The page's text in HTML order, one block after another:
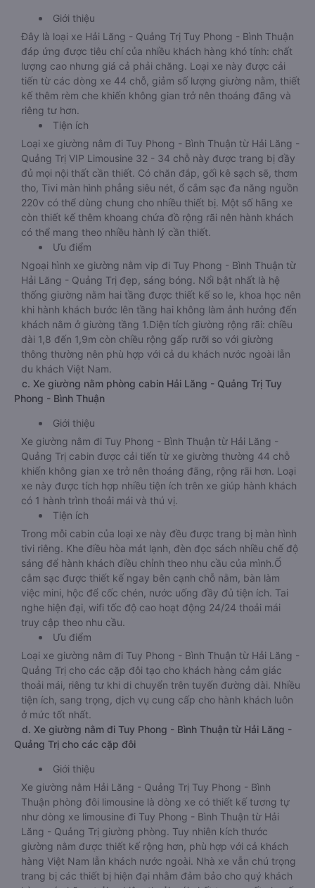
Giới thiệu
Đây là loại xe Hải Lăng - Quảng Trị Tuy Phong - Bình Thuận
đáp ứng được tiêu chí của nhiều khách hàng khó tính: chất
lượng cao nhưng giá cả phải chăng. Loại xe này được cải
tiến từ các dòng xe 44 chỗ, giảm số lượng giường nằm, thiết
kế thêm rèm che khiến không gian trở nên thoáng đãng và
riêng tư hơn.
Tiện ích
Loại xe giường nằm đi Tuy Phong - Bình Thuận từ Hải Lăng -
Quảng Trị VIP Limousine 32 - 34 chỗ này được trang bị đầy
đủ mọi nội thất cần thiết. Có chăn đắp, gối kê sạch sẽ, thơm
tho, Tivi màn hình phẳng siêu nét, ổ cắm sạc đa năng nguồn
220v có thể dùng chung cho nhiều thiết bị. Một số hãng xe
còn thiết kế thêm khoang chứa đồ rộng rãi nên hành khách
có thể mang theo nhiều hành lý cần thiết.
Ưu điểm
Ngoại hình xe giường nằm vip đi Tuy Phong - Bình Thuận từ
Hải Lăng - Quảng Trị đẹp, sáng bóng. Nổi bật nhất là hệ
thống giường nằm hai tầng được thiết kế so le, khoa học nên
khi hành khách bước lên tầng hai không làm ảnh hưởng đến
khách nằm ở giường tầng 1.Diện tích giường rộng rãi: chiều
dài 1,8 đến 1,9m còn chiều rộng gấp rưỡi so với giường
thông thường nên phù hợp với cả du khách nước ngoài lẫn
du khách Việt Nam.
c. Xe giường nằm phòng cabin Hải Lăng - Quảng Trị Tuy
Phong - Bình Thuận
Giới thiệu
Xe giường nằm đi Tuy Phong - Bình Thuận từ Hải Lăng -
Quảng Trị cabin được cải tiến từ xe giường thường 44 chỗ
khiến không gian xe trở nên thoáng đãng, rộng rãi hơn. Loại
xe này được tích hợp nhiều tiện ích trên xe giúp hành khách
có 1 hành trình thoải mái và thú vị.
Tiện ích
Trong mỗi cabin của loại xe này đều được trang bị màn hình
tivi riêng. Khe điều hòa mát lạnh, đèn đọc sách nhiều chế độ
sáng để hành khách điều chỉnh theo nhu cầu của mình.Ổ
cắm sạc được thiết kế ngay bên cạnh chỗ nằm, bàn làm
việc mini, hộc để cốc chén, nước uống đầy đủ tiện ích. Tai
nghe hiện đại, wifi tốc độ cao hoạt động 24/24 thoải mái
truy cập theo nhu cầu.
Ưu điểm
Loại xe giường nằm đi Tuy Phong - Bình Thuận từ Hải Lăng -
Quảng Trị cho các cặp đôi tạo cho khách hàng cảm giác
thoải mái, riêng tư khi di chuyển trên tuyến đường dài. Nhiều
tiện ích, sang trọng, dịch vụ cung cấp cho hành khách luôn
ở mức tốt nhất.
d. Xe giường nằm đi Tuy Phong - Bình Thuận từ Hải Lăng -
Quảng Trị cho các cặp đôi
Giới thiệu
Xe giường nằm Hải Lăng - Quảng Trị Tuy Phong - Bình
Thuận phòng đôi limousine là dòng xe có thiết kế tương tự
như dòng xe limousine đi Tuy Phong - Bình Thuận từ Hải
Lăng - Quảng Trị giường phòng. Tuy nhiên kích thước
giường nằm được thiết kế rộng hơn, phù hợp với cả khách
hàng Việt Nam lẫn khách nước ngoài. Nhà xe vẫn chú trọng
trang bị các thiết bị hiện đại nhằm đảm bảo cho quý khách